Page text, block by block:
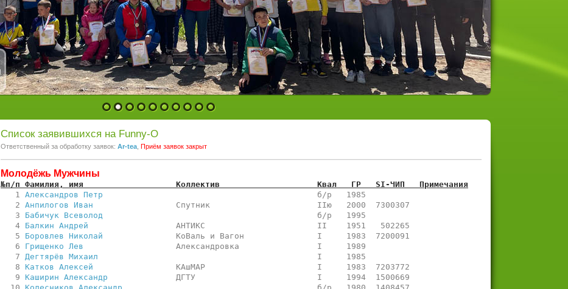
1 2 3 4 5 6 7 8 9 10
Список заявившихся на Funny-O
Ответственный за обработку заявок: Ar-tea Приём заявок закрыт
Молодёжь Мужчины
№п/п Фамилия, имя                   Коллектив                    Квал   ГР   SI-ЧИП   Примечания
   1
Александров Петр
                              б/р   1985
   2
Анпилогов Иван
Спутник                      IIю   2000  7300307
   3
Бабичук Всеволод
                              б/р   1995
   4
Балкин Андрей
АНТИКС                       II    1951   502265
   5
Боровлев Николай
КоВаль и Вагон               I     1983  7200091
   6
Грищенко Лев
Александровка                I     1989
   7
Дегтярёв Михаил
                              I     1985
   8
Катков Алексей
КАшМАР                       I     1983  7203772
   9
Каширин Александр
ДГТУ                         I     1994  1500669